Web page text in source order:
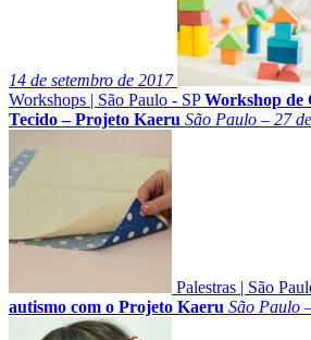
14 de setembro de 2017
Workshops | São Paulo - SP Workshop de
Tecido – Projeto Kaeru São Paulo – 27
Palestras | São
autismo com o Projeto Kaeru São Paulo